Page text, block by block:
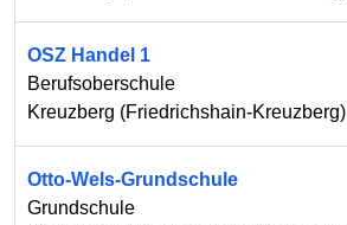
OSZ Handel 1
Berufsoberschule
Kreuzberg (Friedrichshain-Kreuzberg)
Otto-Wels-Grundschule
Grundschule